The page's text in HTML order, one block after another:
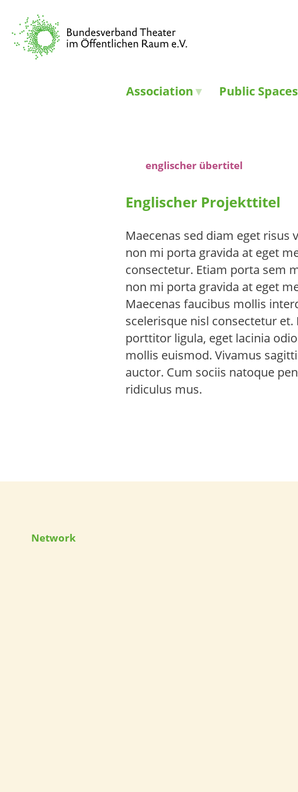
Association Public Spaces
englischer übertitel
Englischer Projekttitel
Maecenas sed diam eget
non mi porta gravida at eget
consectetur. Etiam porta sem
non mi porta gravida at eget
Maecenas faucibus mollis
scelerisque nisl consectetur
porttitor ligula, eget lacinia
mollis euismod. Vivamus
auctor. Cum sociis natoque
ridiculus mus.
Network